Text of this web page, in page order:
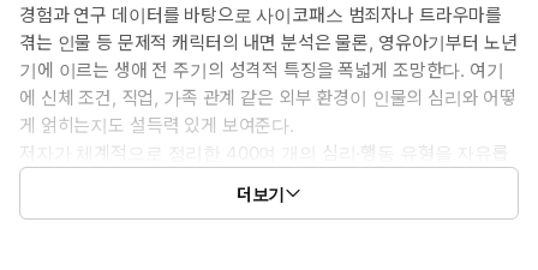
경험과 연구 데이터를 바탕으로 사이코패스 범죄자나 트라우마를
겪는 인물 등 문제적 캐릭터의 내면 분석은 물론, 영유아기부터 노년
기에 이르는 생애 전 주기의 성격적 특징을 폭넓게 조망한다. 여기
에 신체 조건, 직업, 가족 관계 같은 외부 환경이 인물의 심리와 어떻
게 얽히는지도 설득력 있게 보여준다.
저자가 체계적으로 정리한 400여 개의 심리·행동 유형을 자유롭
게 조합하다 보면 캐릭터는 어느새 한층 더 다층적인 인물이 되어
있을 것이다. 이제 작가는 여러 심리학 이론서나 작법서를 찾아
더보기